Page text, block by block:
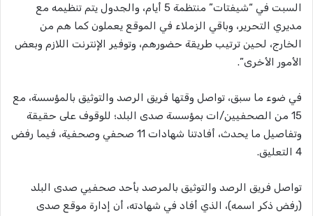
السبت في “شيفتات” منتظمة 5 أيام، والجدول يتم تنظيمه مع
مديري التحرير، وباقي الزملاء في الموقع يعملون كما هم من
الخارج، لحين ترتيب طريقة حضورهم، وتوفير الإنترنت اللازم وبعض
الأمور الأخرى”.
في ضوء ما سبق، تواصل وقتها فريق الرصد والتوثيق بالمؤسسة، مع
15 من الصحفيين/ات بمؤسسة صدى البلد؛ للوقوف على حقيقة
وتفاصيل ما يحدث، أفادتنا شهادات 11 صحفي وصحفية، فيما رفض
4 التعليق.
تواصل فريق الرصد والتوثيق بالمرصد بأحد صحفيي صدى البلد
(رفض ذكر اسمه)، الذي أفاد في شهادته، أن إدارة موقع صدى